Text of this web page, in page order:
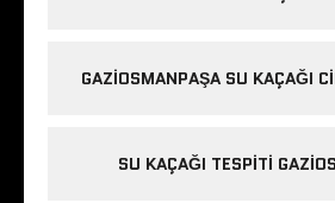
GAZIOSMANPAŞA SU KAÇAĞI
SU KAÇAĞI TESPITI